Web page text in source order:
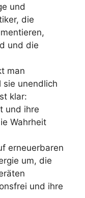
und
die
und die
man
sie unendlich
klar:
und ihre
Wahrheit
erneuerbaren
um, die
und ihre